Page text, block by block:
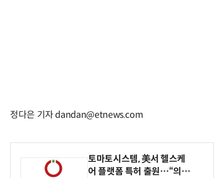
정다은 기자 dandan@etnews.com
토마토시스템, 美서 헬스케
어 플랫폼 특허 출원…“의료